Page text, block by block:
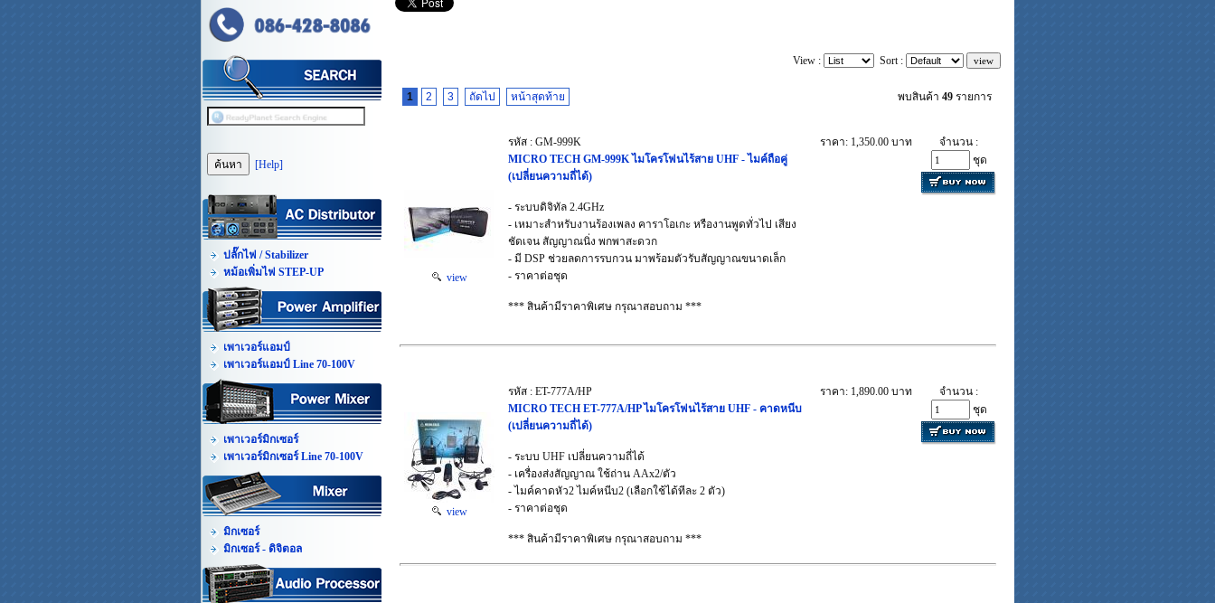
[Help]
ปลั๊กไฟ / Stabilizer
หม้อเพิ่มไฟ STEP-UP
เพาเวอร์แอมป์
เพาเวอร์แอมป์ Line 70-100V
เพาเวอร์มิกเซอร์
เพาเวอร์มิกเซอร์ Line 70-100V
มิกเซอร์
มิกเซอร์ - ดิจิตอล
View : Sort :
1 2 3 ถัดไป หน้าสุดท้าย พบสินค้า 49 รายการ
view
รหัส : GM-999K
MICRO TECH GM-999K ไมโครโฟนไร้สาย UHF - ไมค์ถือคู่
(เปลี่ยนความถี่ได้)
- ระบบดิจิทัล 2.4GHz
- เหมาะสำหรับงานร้องเพลง คาราโอเกะ หรืองานพูดทั่วไป เสียง
ชัดเจน สัญญาณนิ่ง พกพาสะดวก
- มี DSP ช่วยลดการรบกวน มาพร้อมตัวรับสัญญาณขนาดเล็ก
- ราคาต่อชุด
*** สินค้ามีราคาพิเศษ กรุณาสอบถาม ***
ราคา: 1,350.00 บาท
จำนวน :
ชุด
view
รหัส : ET-777A/HP
MICRO TECH ET-777A/HP ไมโครโฟนไร้สาย UHF - คาดหนีบ
(เปลี่ยนความถี่ได้)
- ระบบ UHF เปลี่ยนความถี่ได้
- เครื่องส่งสัญญาณ ใช้ถ่าน AAx2/ตัว
- ไมค์คาดหัว2 ไมค์หนีบ2 (เลือกใช้ได้ทีละ 2 ตัว)
- ราคาต่อชุด
*** สินค้ามีราคาพิเศษ กรุณาสอบถาม ***
ราคา: 1,890.00 บาท
จำนวน :
ชุด